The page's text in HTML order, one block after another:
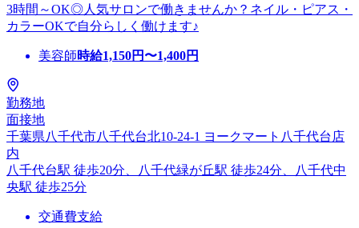
3時間～OK◎人気サロンで働きませんか？ネイル・ピアス・
カラーOKで自分らしく働けます♪
美容師時給1,150円〜1,400円
勤務地
面接地
千葉県八千代市八千代台北10-24-1 ヨークマート八千代台店
内
八千代台駅 徒歩20分、八千代緑が丘駅 徒歩24分、八千代中
央駅 徒歩25分
交通費支給